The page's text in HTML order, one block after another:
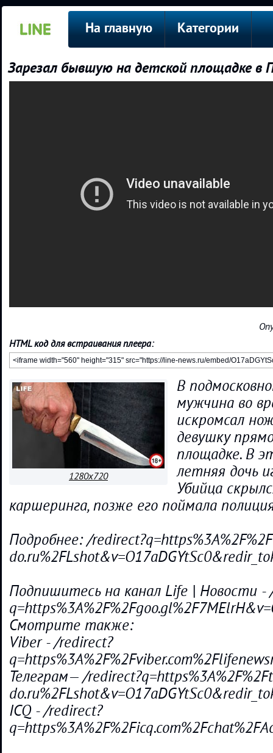
На главную Категории
Зарезал бывшую на детской площадке в
HTML код для встраивания плеера:
1280x720
В
мужчина во
искромсал
девушку
площадке. В
летняя дочь
Убийца
каршеринга, позже его поймала
Подробнее: /
Подпишитесь на канал Life | Новости -
Смотрите также:
Viber - /redirect?
Телеграм— /
ICQ - /redirect?